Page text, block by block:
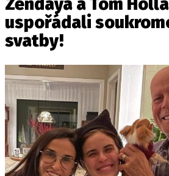
uspořádali
svatby!